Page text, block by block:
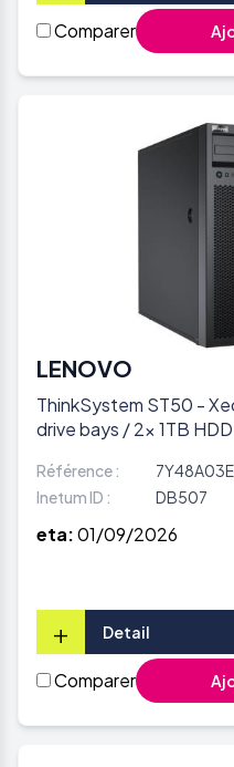
Comparer
LENOVO
ThinkSystem ST50 -
drive bays / 2x 1TB
Référence :
Inetum ID :
DB507
eta:01/09/2026
+ Detail
Comparer